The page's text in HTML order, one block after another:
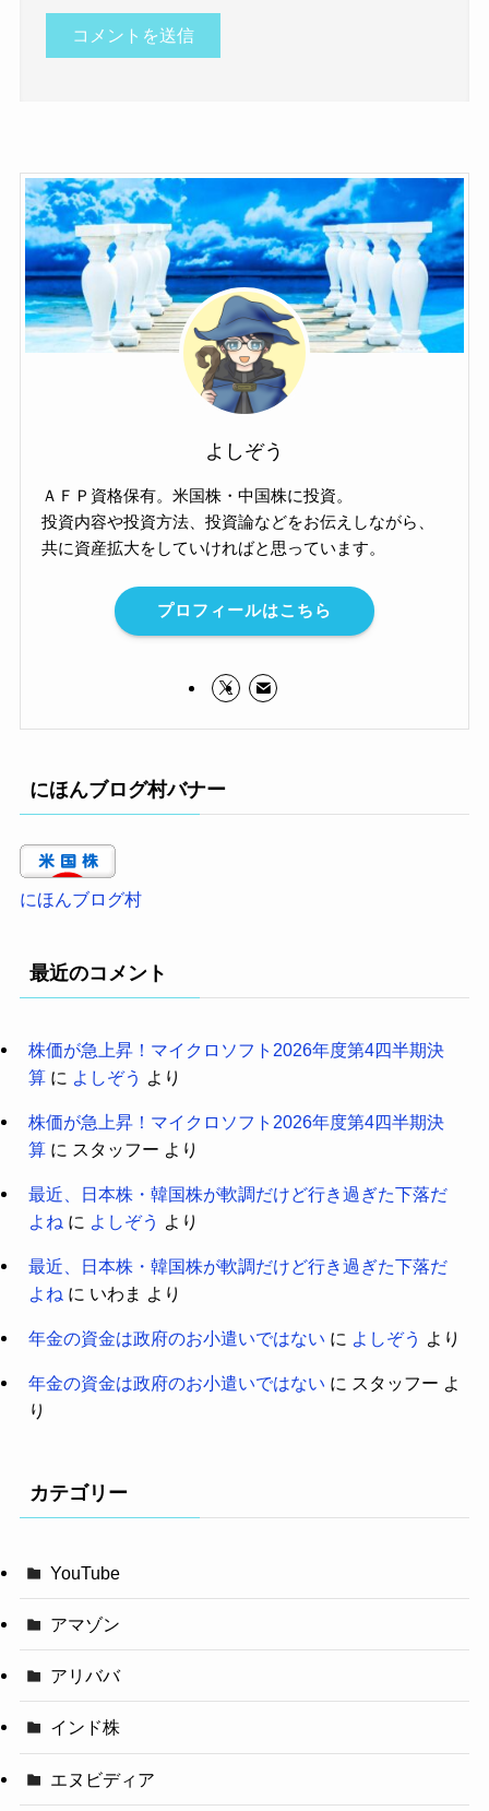
よしぞう
ＡＦＰ資格保有。米国株・中国株に投資。
投資内容や投資方法、投資論などをお伝えしながら、
共に資産拡大をしていければと思っています。
プロフィールはこちら
にほんブログ村バナー
にほんブログ村
最近のコメント
株価が急上昇！マイクロソフト2026年度第4四半期決
算に よしぞう より
株価が急上昇！マイクロソフト2026年度第4四半期決
算に スタッフー より
最近、日本株・韓国株が軟調だけど行き過ぎた下落だ
よね に よしぞう より
最近、日本株・韓国株が軟調だけど行き過ぎた下落だ
よね に いわま より
年金の資金は政府のお小遣いではない に よしぞう より
年金の資金は政府のお小遣いではない に スタッフー よ
り
カテゴリー
YouTube
アマゾン
アリババ
インド株
エヌビディア